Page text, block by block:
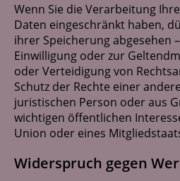
Wenn Sie die Verarbeitung
Daten eingeschränkt haben,
ihrer Speicherung abgesehen
Einwilligung oder zur
oder Verteidigung von
Schutz der Rechte einer
juristischen Person oder aus
wichtigen öffentlichen
Union oder eines
Widerspruch gegen